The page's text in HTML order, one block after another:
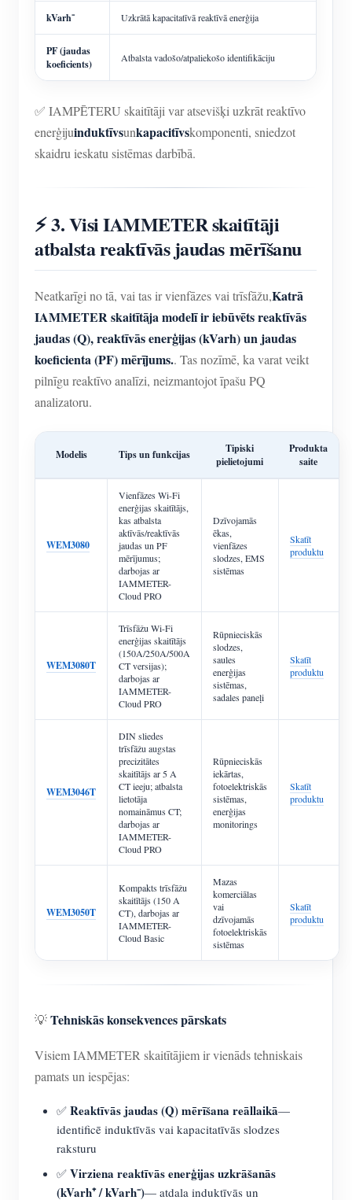
kVarh⁻ Uzkrātā kapacitatīvā reaktīvā enerģija
PF (jaudas
koeficients)
Atbalsta vadošo/atpaliekošo identifikāciju
✅ IAMPĒTERU skaitītāji var atsevišķi uzkrāt reaktīvo
enerģijuinduktīvsunkapacitīvskomponenti, sniedzot
skaidru ieskatu sistēmas darbībā.
⚡ 3. Visi IAMMETER skaitītāji
atbalsta reaktīvās jaudas mērīšanu
Neatkarīgi no tā, vai tas ir vienfāzes vai trīsfāžu,Katrā
IAMMETER skaitītāja modelī ir iebūvēts reaktīvās
jaudas (Q), reaktīvās enerģijas (kVarh) un jaudas
koeficienta (PF) mērījums.. Tas nozīmē, ka varat veikt
pilnīgu reaktīvo analīzi, neizmantojot īpašu PQ
analizatoru.
Modelis Tips un funkcijas
Tipiski
pielietojumi
Produkta
saite
WEM3080
Vienfāzes Wi-Fi
enerģijas skaitītājs,
kas atbalsta
aktīvās/reaktīvās
jaudas un PF
mērījumus;
darbojas ar
IAMMETER-
Cloud PRO
Dzīvojamās
ēkas,
vienfāzes
slodzes, EMS
sistēmas
Skatīt
produktu
WEM3080T
Trīsfāžu Wi-Fi
enerģijas skaitītājs
(150A/250A/500A
CT versijas);
darbojas ar
IAMMETER-
Cloud PRO
Rūpnieciskās
slodzes,
saules
enerģijas
sistēmas,
sadales paneļi
Skatīt
produktu
WEM3046T
DIN sliedes
trīsfāžu augstas
precizitātes
skaitītājs ar 5 A
CT ieeju; atbalsta
lietotāja
nomaināmus CT;
darbojas ar
IAMMETER-
Cloud PRO
Rūpnieciskās
iekārtas,
fotoelektriskās
sistēmas,
enerģijas
monitorings
Skatīt
produktu
WEM3050T
Kompakts trīsfāžu
skaitītājs (150 A
CT), darbojas ar
IAMMETER-
Cloud Basic
Mazas
komerciālas
vai
dzīvojamās
fotoelektriskās
sistēmas
Skatīt
produktu
💡Tehniskās konsekvences pārskats
Visiem IAMMETER skaitītājiem ir vienāds tehniskais
pamats un iespējas:
✅ Reaktīvās jaudas (Q) mērīšana reāllaikā—
identificē induktīvās vai kapacitatīvās slodzes
raksturu
✅ Virziena reaktīvās enerģijas uzkrāšanās
(kVarh⁺ / kVarh⁻)— atdala induktīvās un